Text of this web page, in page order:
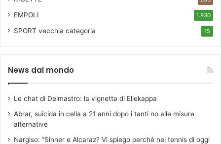
EMPOLI 1.930
SPORT vecchia categoria 15
News dal mondo
Le chat di Delmastro: la vignetta di Ellekappa
Abrar, suicida in cella a 21 anni dopo i tanti no alle misure
alternative
Nargiso: “Sinner e Alcaraz? Vi spiego perché nel tennis di oggi